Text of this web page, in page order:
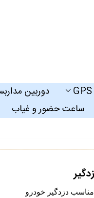
دوربین
ساعت حضور و غیاب